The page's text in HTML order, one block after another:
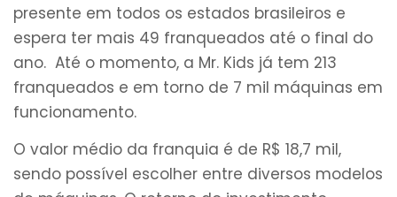
presente em todos os estados brasileiros e
espera ter mais 49 franqueados até o final do
ano. Até o momento, a Mr. Kids já tem 213
franqueados e em torno de 7 mil máquinas em
funcionamento.
O valor médio da franquia é de R$ 18,7 mil,
sendo possível escolher entre diversos modelos